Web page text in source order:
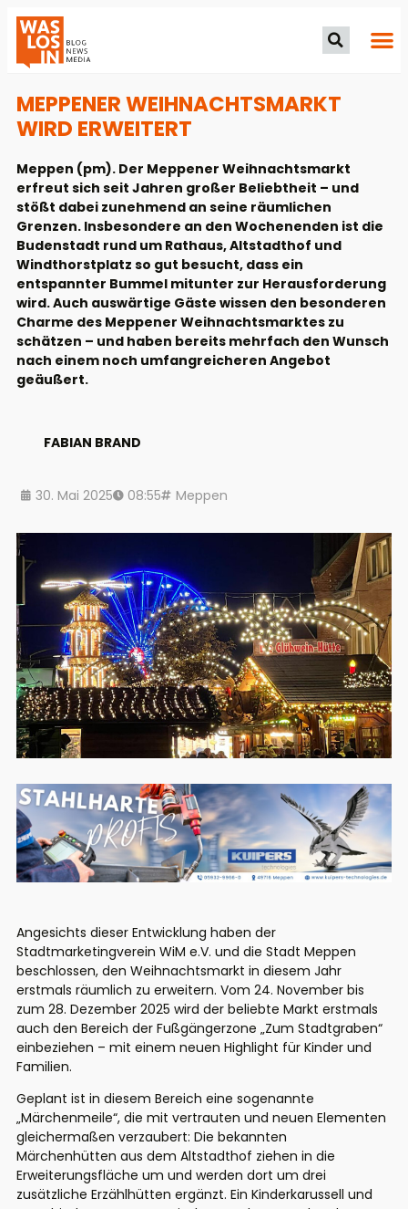
MEPPENER WEIHNACHTSMARKT
WIRD ERWEITERT
Meppen (pm). Der Meppener Weihnachtsmarkt
erfreut sich seit Jahren großer Beliebtheit – und
stößt dabei zunehmend an seine räumlichen
Grenzen. Insbesondere an den Wochenenden ist die
Budenstadt rund um Rathaus, Altstadthof und
Windthorstplatz so gut besucht, dass ein
entspannter Bummel mitunter zur Herausforderung
wird. Auch auswärtige Gäste wissen den besonderen
Charme des Meppener Weihnachtsmarktes zu
schätzen – und haben bereits mehrfach den Wunsch
nach einem noch umfangreicheren Angebot
geäußert.
FABIAN BRAND
30. Mai 2025 08:55 Meppen
Angesichts dieser Entwicklung haben der
Stadtmarketingverein WiM e.V. und die Stadt Meppen
beschlossen, den Weihnachtsmarkt in diesem Jahr
erstmals räumlich zu erweitern. Vom 24. November bis
zum 28. Dezember 2025 wird der beliebte Markt erstmals
auch den Bereich der Fußgängerzone „Zum Stadtgraben“
einbeziehen – mit einem neuen Highlight für Kinder und
Familien.
Geplant ist in diesem Bereich eine sogenannte
„Märchenmeile“, die mit vertrauten und neuen Elementen
gleichermaßen verzaubert: Die bekannten
Märchenhütten aus dem Altstadthof ziehen in die
Erweiterungsfläche um und werden dort um drei
zusätzliche Erzählhütten ergänzt. Ein Kinderkarussell und